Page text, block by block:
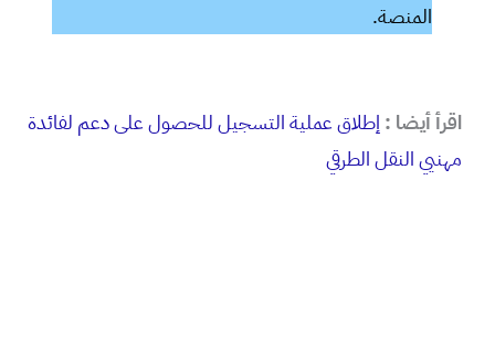
المنصة.
اقرأ أيضا : إطلاق عملية التسجيل للحصول على دعم لفائدة
مهنيي النقل الطرقي